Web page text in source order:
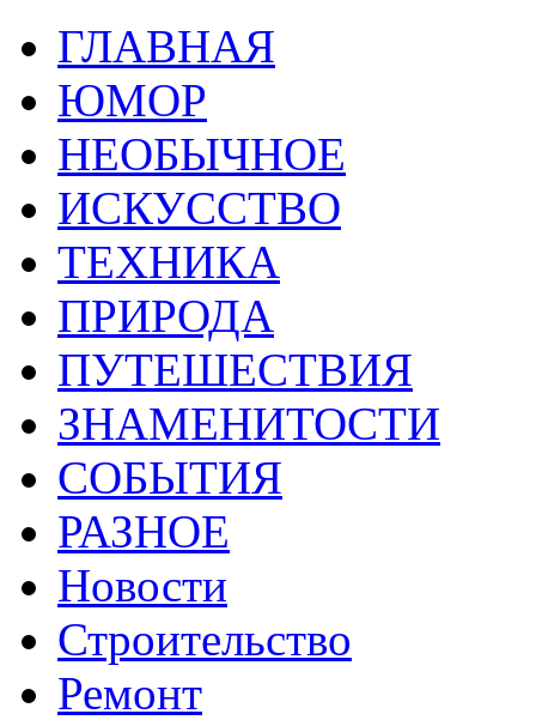
ГЛАВНАЯ
ЮМОР
НЕОБЫЧНОЕ
ИСКУССТВО
ТЕХНИКА
ПРИРОДА
ПУТЕШЕСТВИЯ
ЗНАМЕНИТОСТИ
СОБЫТИЯ
РАЗНОЕ
Новости
Строительство
Ремонт